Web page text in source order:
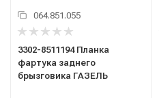
064.851.055
3302-8511194 Планка
фартука заднего
брызговика ГАЗЕЛЬ